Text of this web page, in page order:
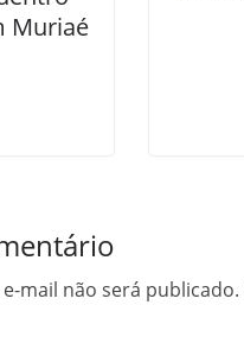
Muriaé
mail não será publicado.